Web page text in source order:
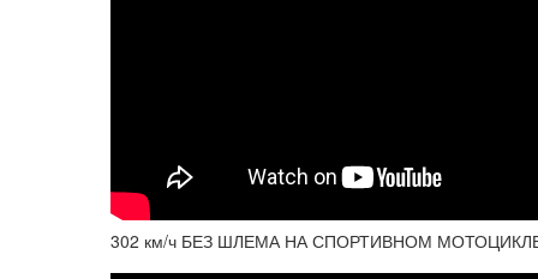
302 км/ч БЕЗ ШЛЕМА НА СПОРТИВНОМ МОТОЦИКЛЕ